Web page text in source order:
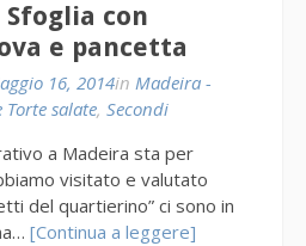
con
e pancetta
16, 2014in Madeira -
Torte salate, Secondi
a Madeira sta per
visitato e valutato
del quartierino” ci sono in
[Continua a leggere]